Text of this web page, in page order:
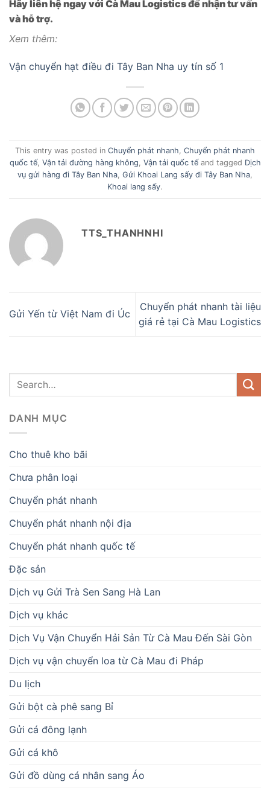
Hãy liên hệ ngay với Cà Mau Logistics để nhận tư vấn
và hỗ trợ.
Xem thêm:
Vận chuyển hạt điều đi Tây Ban Nha uy tín số 1
This entry was posted in Chuyển phát nhanh Chuyển phát nhanh
quốc tế, Vận tải đường hàng không Vận tải quốc tếand tagged Dịch
vụ gửi hàng đi Tây Ban Nha Gửi Khoai Lang sấy đi Tây Ban Nha
Khoai lang sấy.
TTS_THANHNHI
Gửi Yến từ Việt Nam đi Úc
Chuyển phát nhanh tài liệu
giá rẻ tại Cà Mau Logistics
DANH MỤC
Cho thuê kho bãi
Chưa phân loại
Chuyển phát nhanh
Chuyển phát nhanh nội địa
Chuyển phát nhanh quốc tế
Đặc sản
Dịch vụ Gửi Trà Sen Sang Hà Lan
Dịch vụ khác
Dịch Vụ Vận Chuyển Hải Sản Từ Cà Mau Đến Sài Gòn
Dịch vụ vận chuyển loa từ Cà Mau đi Pháp
Du lịch
Gửi bột cà phê sang Bỉ
Gửi cá đông lạnh
Gửi cá khô
Gửi đồ dùng cá nhân sang Áo